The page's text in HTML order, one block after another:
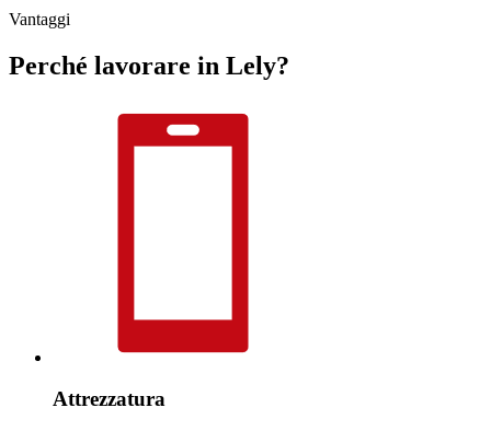
Vantaggi
Perché lavorare in Lely?
Attrezzatura